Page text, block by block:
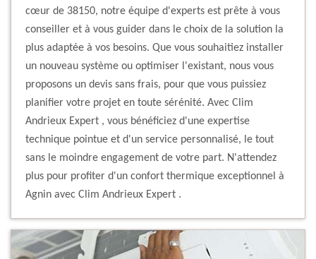
cœur de 38150, notre équipe d'experts est prête à vous
conseiller et à vous guider dans le choix de la solution la
plus adaptée à vos besoins. Que vous souhaitiez installer
un nouveau système ou optimiser l'existant, nous vous
proposons un devis sans frais, pour que vous puissiez
planifier votre projet en toute sérénité. Avec Clim
Andrieux Expert , vous bénéficiez d'une expertise
technique pointue et d'un service personnalisé, le tout
sans le moindre engagement de votre part. N'attendez
plus pour profiter d'un confort thermique exceptionnel à
Agnin avec Clim Andrieux Expert .